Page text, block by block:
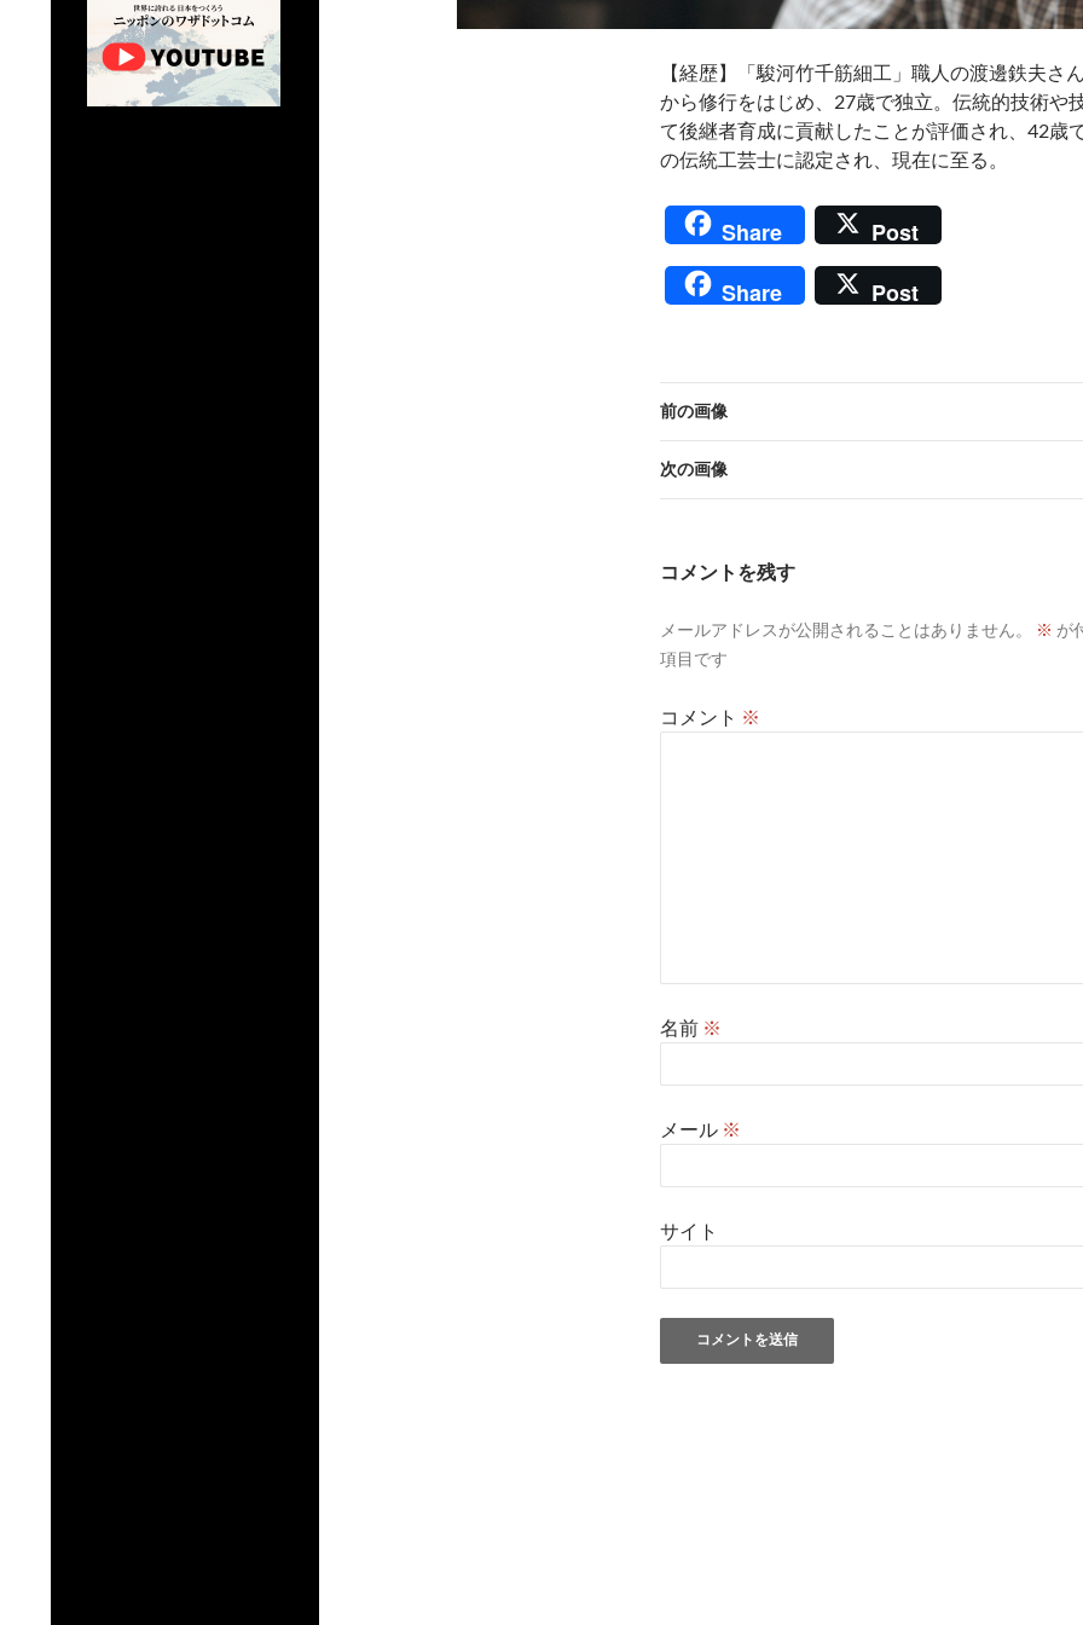
【経歴】「駿河竹千筋細工」職人の渡邊鉄夫さ
から修行をはじめ、27歳で独立。伝統的技術や
て後継者育成に貢献したことが評価され、42歳
の伝統工芸士に認定され、現在に至る。
Share
Post
Share
Post
前の画像
次の画像
コメントを残す
メールアドレスが公開されることはありません。 ※ が
項目です
コメント ※
名前 ※
メール ※
サイト